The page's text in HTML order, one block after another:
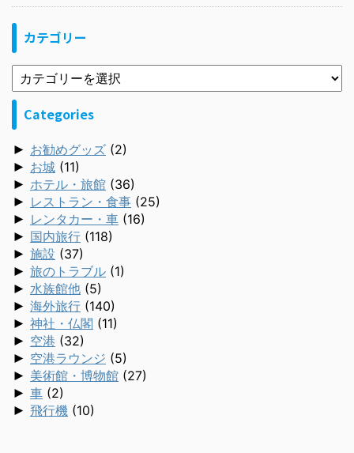
カテゴリー
Categories
► お勧めグッズ (2)
► お城 (11)
► ホテル・旅館 (36)
► レストラン・食事 (25)
► レンタカー・車 (16)
► 国内旅行 (118)
► 施設 (37)
► 旅のトラブル (1)
► 水族館他 (5)
► 海外旅行 (140)
► 神社・仏閣 (11)
► 空港 (32)
► 空港ラウンジ (5)
► 美術館・博物館 (27)
► 車 (2)
► 飛行機 (10)